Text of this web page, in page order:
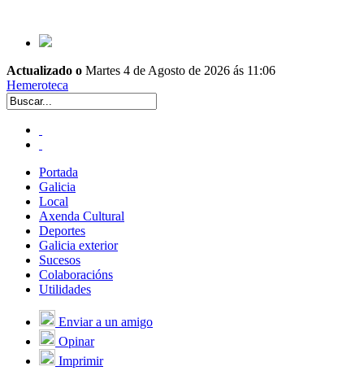
Actualizado o Martes 4 de Agosto de 2026 ás 11:06
Hemeroteca
Portada
Galicia
Local
Axenda Cultural
Deportes
Galicia exterior
Sucesos
Colaboracións
Utilidades
Enviar a un amigo
Opinar
Imprimir